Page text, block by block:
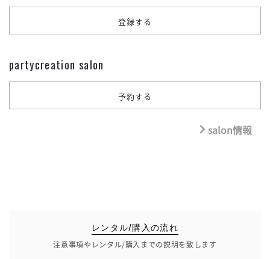
partycreation salon
salon情報
レンタル/購入の流れ
注意事項やレンタル/購入までの説明を致します